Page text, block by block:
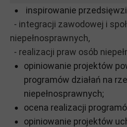
inspirowanie
- integracji zawodowej i
niepełnosprawnych,
- realizacji praw osób
opiniowanie projektów
programów działań na
niepełnosprawnych;
ocena realizacji
opiniowanie projektów